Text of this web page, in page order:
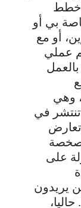
أخطط
بي أو
أو مع
عملي
وهي
في
على
يريدون